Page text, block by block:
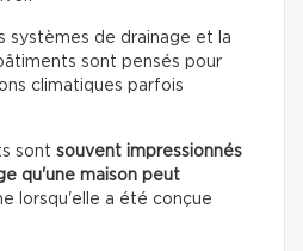
systèmes de drainage et la
sont pensés pour
climatiques parfois
sont souvent impressionnés
qu'une maison peut
lorsqu'elle a été conçue